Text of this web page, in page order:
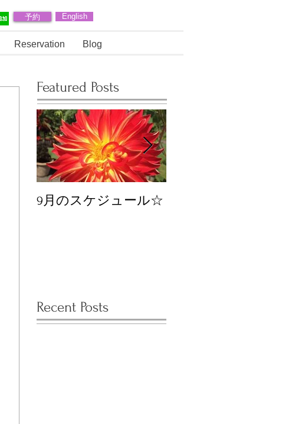
予約 English
Reservation Blog
Featured Posts
9月のスケジュール☆
Recent Posts